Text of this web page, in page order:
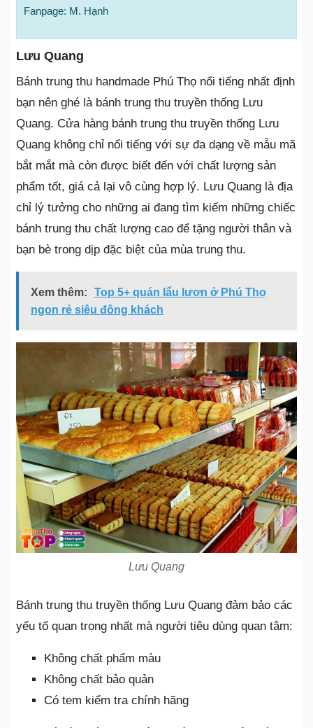
Fanpage: M. Hạnh
Lưu Quang
Bánh trung thu handmade Phú Thọ nổi tiếng nhất định
bạn nên ghé là bánh trung thu truyền thống Lưu
Quang. Cửa hàng bánh trung thu truyền thống Lưu
Quang không chỉ nổi tiếng với sự đa dạng về mẫu mã
bắt mắt mà còn được biết đến với chất lượng sản
phẩm tốt, giá cả lại vô cùng hợp lý. Lưu Quang là địa
chỉ lý tưởng cho những ai đang tìm kiếm những chiếc
bánh trung thu chất lượng cao để tặng người thân và
bạn bè trong dịp đặc biệt của mùa trung thu.
Xem thêm:
Top 5+ quán lẩu lươn ở Phú Thọ
ngon rẻ siêu đông khách
Lưu Quang
Bánh trung thu truyền thống Lưu Quang đảm bảo các
yếu tố quan trọng nhất mà người tiêu dùng quan tâm:
Không chất phẩm màu
Không chất bảo quản
Có tem kiểm tra chính hãng